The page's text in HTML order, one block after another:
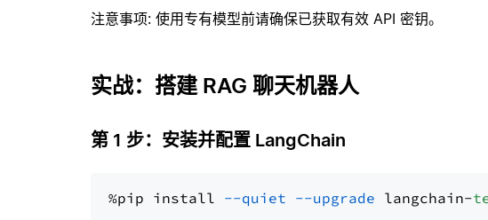
注意事项: 使用专有模型前请确保已获取有效 API 密钥。
实战：搭建 RAG 聊天机器人
第 1 步：安装并配置 LangChain
%pip install --quiet --upgrade langchain-